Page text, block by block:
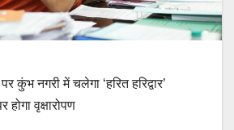
कुंभ नगरी में चलेगा ‘हरित हरिद्वार’
वृक्षारोपण